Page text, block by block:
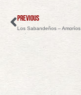
PREVIOUS
Los Sabandeños – Amoríos